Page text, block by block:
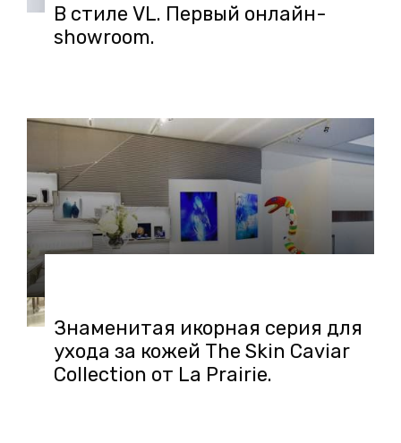
В стиле VL. Первый онлайн-
showroom.
Знаменитая икорная серия для
ухода за кожей The Skin Caviar
Collection от La Prairie.